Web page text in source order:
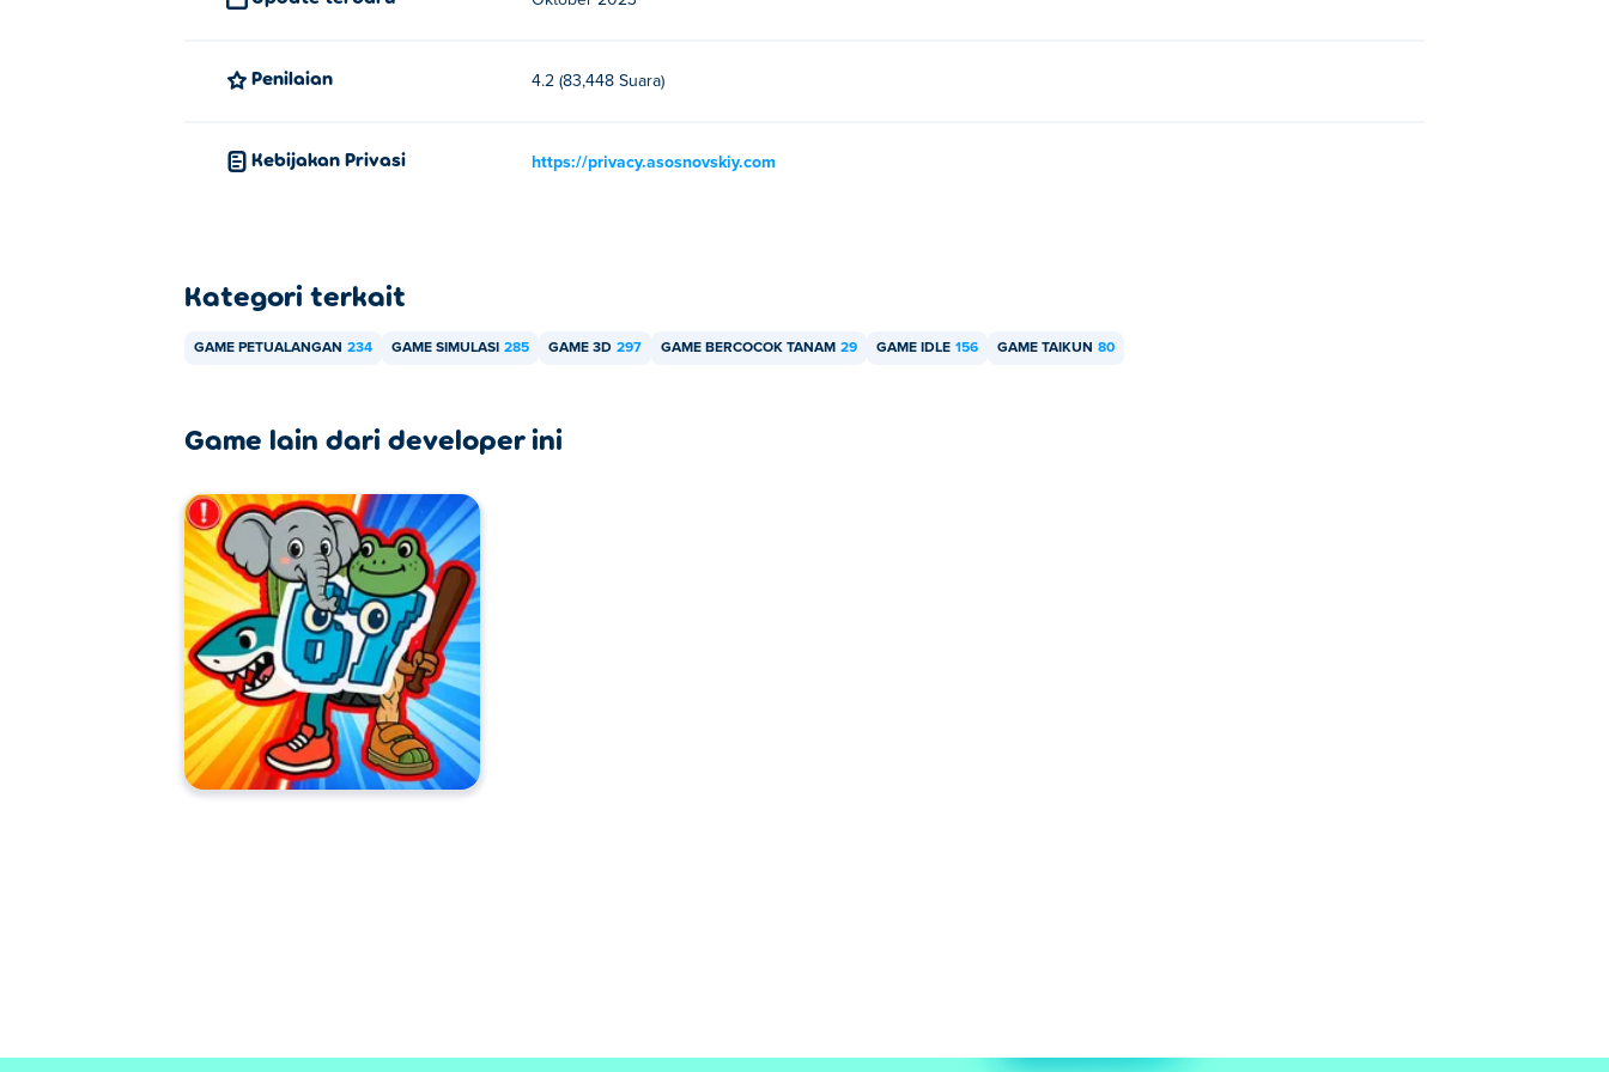
Penilaian 4.2 (83,448 Suara)
Kebijakan Privasi https://privacy.asosnovskiy.com
Kategori terkait
GAME PETUALANGAN 234 GAME SIMULASI 285 GAME 3D 297 GAME BERCOCOK TANAM 29 GAME IDLE 156 GAME TAIKUN 80
Game lain dari developer ini